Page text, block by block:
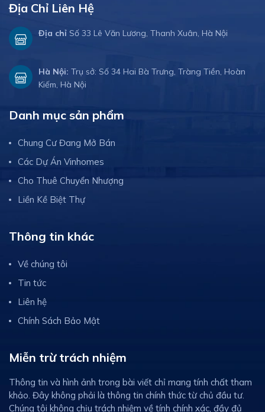
Địa Chỉ Liên Hệ
Địa chỉ Số 33 Lê Văn Lương, Thanh Xuân, Hà Nội
Hà Nội: Trụ sở: Số 34 Hai Bà Trưng, Tràng Tiền, Hoàn
Kiếm, Hà Nội
Danh mục sản phẩm
Chung Cư Đang Mở Bán
Các Dự Án Vinhomes
Cho Thuê Chuyển Nhượng
Liền Kề Biệt Thự
Thông tin khác
Về chúng tôi
Tin tức
Liên hệ
Chính Sách Bảo Mật
Miễn trừ trách nhiệm
Thông tin và hình ảnh trong bài viết chỉ mang tính chất tham
khảo. Đây không phải là thông tin chính thức từ chủ đầu tư.
Chúng tôi không chịu trách nhiệm về tính chính xác, đầy đủ